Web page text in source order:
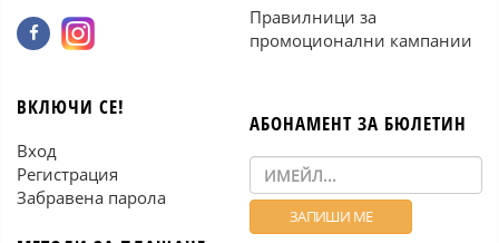
Правилници за
промоционални кампании
ВКЛЮЧИ СЕ!
Вход
Регистрация
Забравена парола
АБОНАМЕНТ ЗА БЮЛЕТИН